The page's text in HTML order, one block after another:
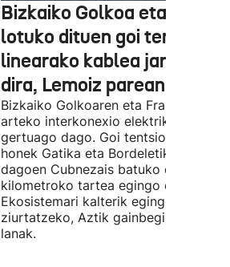
Bizkaiko Golkoa eta
lotuko dituen goi tentsioko
linearako kablea jartzen
dira, Lemoiz parean
Bizkaiko Golkoaren eta Frantziaren
arteko interkonexio elektrikoa
gertuago dago. Goi tentsioko linea
honek Gatika eta Bordeletik gertu
dagoen Cubnezais batuko ditu eta
kilometroko tartea egingo du ur
Ekosistemari kalterik egingo ez
ziurtatzeko, Aztik gainbegiratuko
lanak.